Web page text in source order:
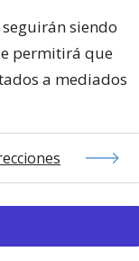
siendo
permitirá que
a mediados